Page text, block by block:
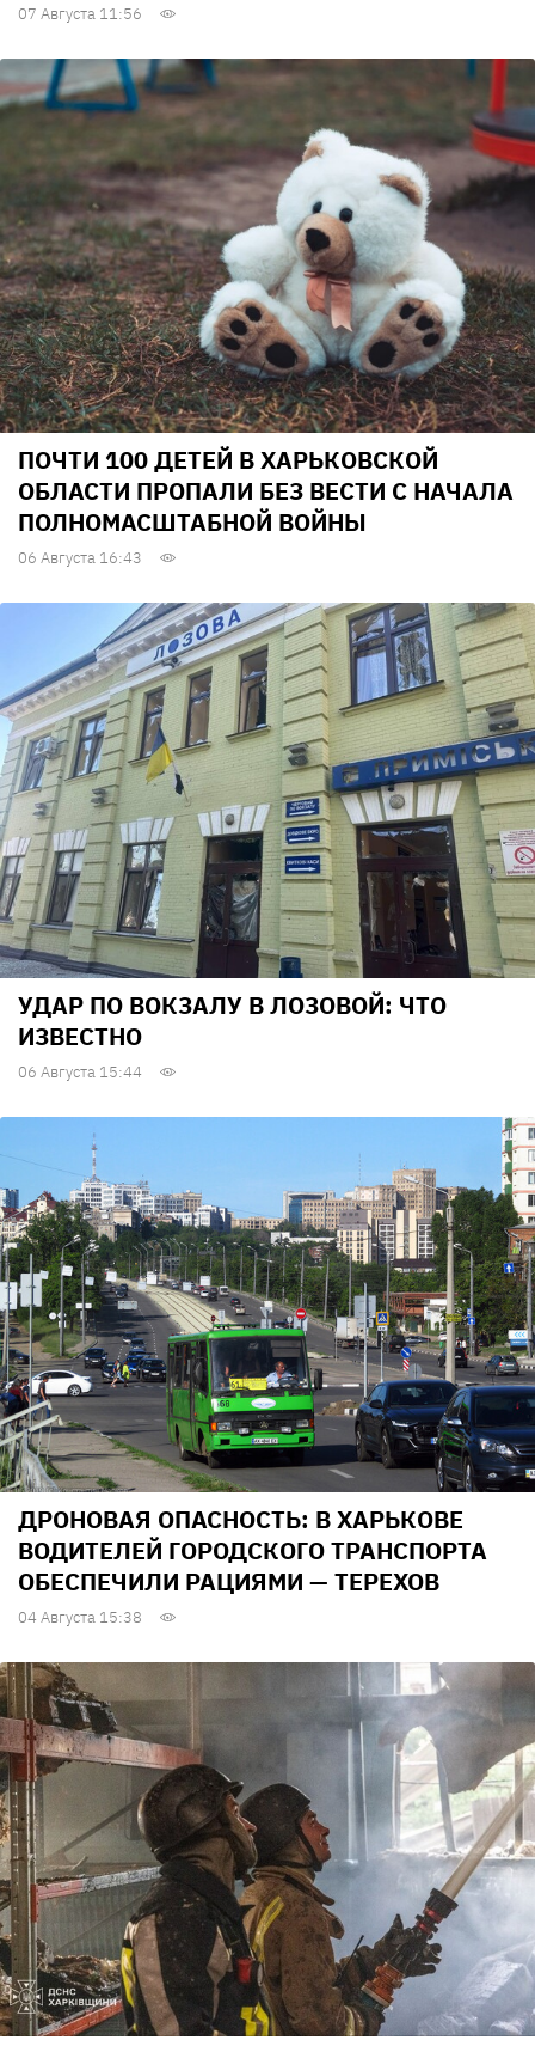
07 Августа 11:56
ПОЧТИ 100 ДЕТЕЙ В ХАРЬКОВСКОЙ
ОБЛАСТИ ПРОПАЛИ БЕЗ ВЕСТИ С НАЧАЛА
ПОЛНОМАСШТАБНОЙ ВОЙНЫ
06 Августа 16:43
УДАР ПО ВОКЗАЛУ В ЛОЗОВОЙ: ЧТО
ИЗВЕСТНО
06 Августа 15:44
ДРОНОВАЯ ОПАСНОСТЬ: В ХАРЬКОВЕ
ВОДИТЕЛЕЙ ГОРОДСКОГО ТРАНСПОРТА
ОБЕСПЕЧИЛИ РАЦИЯМИ — ТЕРЕХОВ
04 Августа 15:38